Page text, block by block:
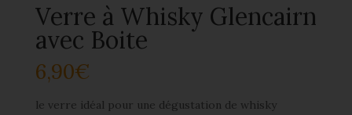
Verre à Whisky Glencairn
avec Boite
6,90€
le verre idéal pour une dégustation de whisky